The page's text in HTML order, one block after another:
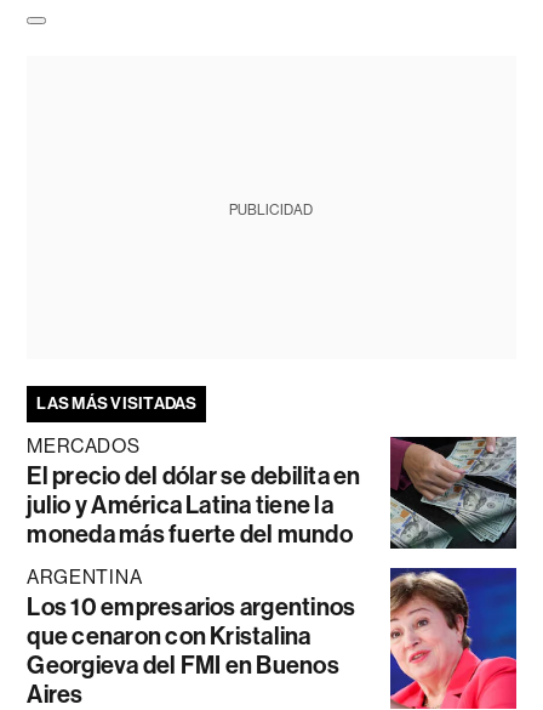
PUBLICIDAD
LAS MÁS VISITADAS
MERCADOS
El precio del dólar se debilita en
julio y América Latina tiene la
moneda más fuerte del mundo
ARGENTINA
Los 10 empresarios argentinos
que cenaron con Kristalina
Georgieva del FMI en Buenos
Aires